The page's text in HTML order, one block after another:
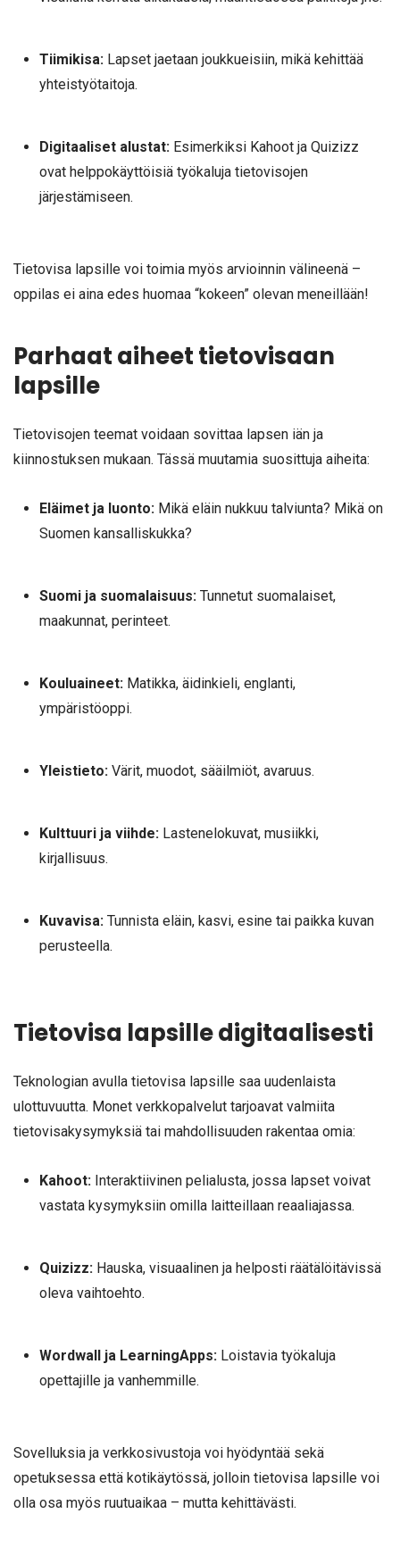
Tiimikisa:Lapset jaetaan joukkueisiin, mikä kehittää
yhteistyötaitoja.
Digitaaliset alustat:Esimerkiksi Kahoot ja Quizizz
ovat helppokäyttöisiä työkaluja tietovisojen
järjestämiseen.
Tietovisa lapsille voi toimia myös arvioinnin välineenä –
oppilas ei aina edes huomaa “kokeen” olevan meneillään!
Parhaat aiheet tietovisaan
lapsille
Tietovisojen teemat voidaan sovittaa lapsen iän ja
kiinnostuksen mukaan. Tässä muutamia suosittuja aiheita:
Eläimet ja luonto:Mikä eläin nukkuu talviunta? Mikä on
Suomen kansalliskukka?
Suomi ja suomalaisuus:Tunnetut suomalaiset,
maakunnat, perinteet.
Kouluaineet:Matikka, äidinkieli, englanti,
ympäristöoppi.
Yleistieto:Värit, muodot, sääilmiöt, avaruus.
Kulttuuri ja viihde:Lastenelokuvat, musiikki,
kirjallisuus.
Kuvavisa:Tunnista eläin, kasvi, esine tai paikka kuvan
perusteella.
Tietovisa lapsille digitaalisesti
Teknologian avulla tietovisa lapsille saa uudenlaista
ulottuvuutta. Monet verkkopalvelut tarjoavat valmiita
tietovisakysymyksiä tai mahdollisuuden rakentaa omia:
Kahoot:Interaktiivinen pelialusta, jossa lapset voivat
vastata kysymyksiin omilla laitteillaan reaaliajassa.
Quizizz:Hauska, visuaalinen ja helposti räätälöitävissä
oleva vaihtoehto.
Wordwall ja LearningApps:Loistavia työkaluja
opettajille ja vanhemmille.
Sovelluksia ja verkkosivustoja voi hyödyntää sekä
opetuksessa että kotikäytössä, jolloin tietovisa lapsille voi
olla osa myös ruutuaikaa – mutta kehittävästi.